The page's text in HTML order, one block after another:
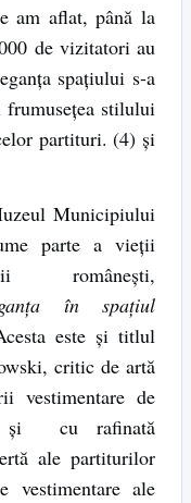
am aflat, până la
de vizitatori au
spaţiului s-a
stilului
partituri. (4) şi
Municipiului
parte a vieţii
româneşti,
în spaţiul
este şi titlul
critic de artă
vestimentare de
şi cu rafinată
ale partiturilor
vestimentare ale